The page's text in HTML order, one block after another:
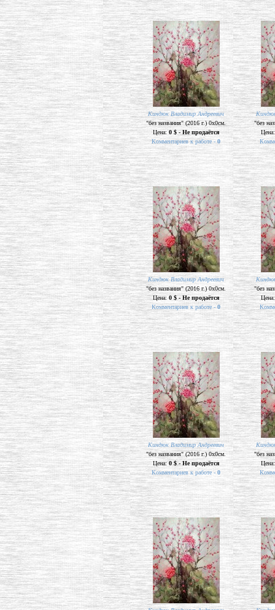
Киндюк Владимир Андреевич
"без названия" (2016 г.) 0х0см.
Цена:0 $ - Не продаётся
Комментариев к работе -0
"без
Киндюк Владимир Андреевич
"без названия" (2016 г.) 0х0см.
Цена:0 $ - Не продаётся
Комментариев к работе -0
"без
Киндюк Владимир Андреевич
"без названия" (2016 г.) 0х0см.
Цена:0 $ - Не продаётся
Комментариев к работе - 0
"без